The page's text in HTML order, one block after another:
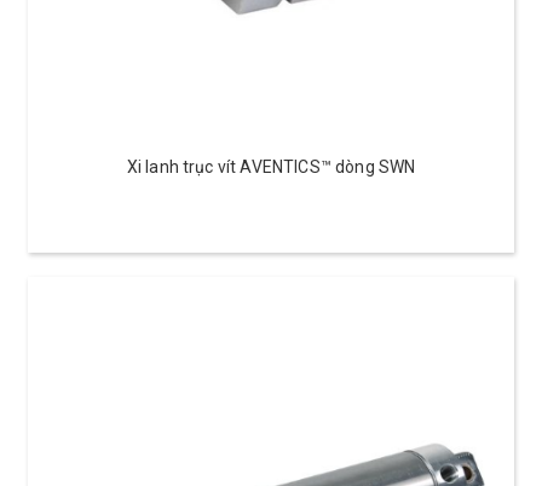
Xi lanh trục vít AVENTICS™ dòng SWN